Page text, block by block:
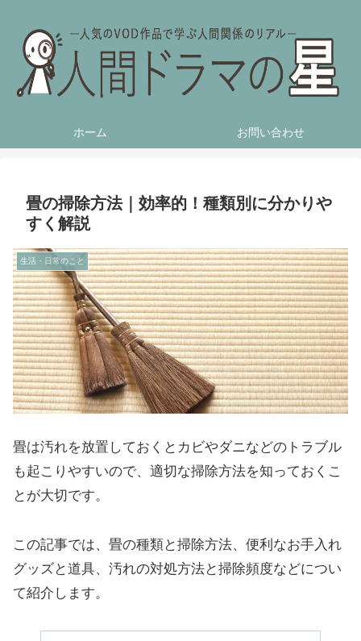
ホーム お問い合わせ
畳の掃除方法｜効率的！種類別に分かりや
すく解説
生活・日常のこと
畳は汚れを放置しておくとカビやダニなどのトラブル
も起こりやすいので、適切な掃除方法を知っておくこ
とが大切です。
この記事では、畳の種類と掃除方法、便利なお手入れ
グッズと道具、汚れの対処方法と掃除頻度などについ
て紹介します。